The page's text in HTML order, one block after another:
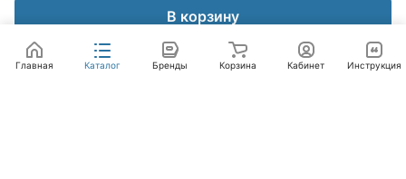
В корзину
Главная Каталог Бренды Корзина Кабинет Инструкция